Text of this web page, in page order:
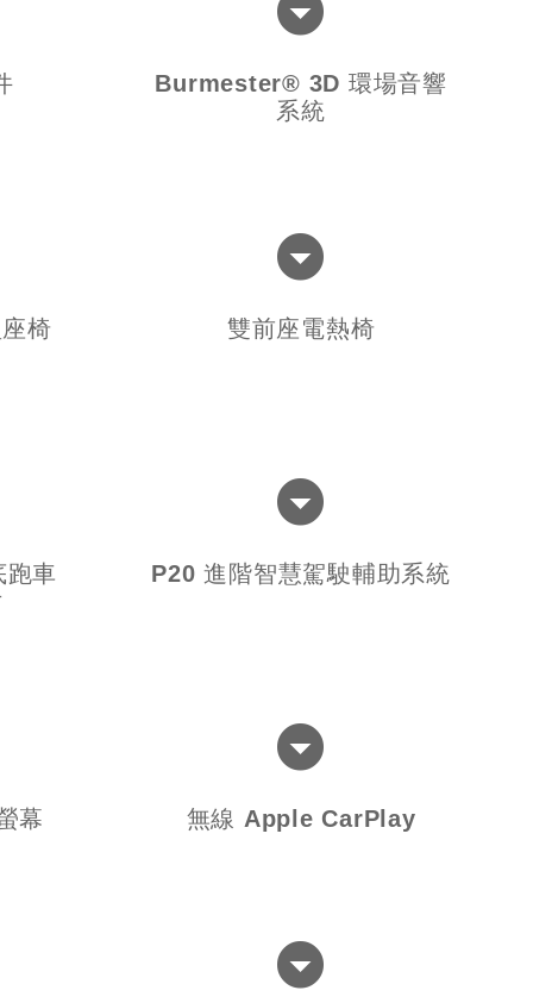
Burmester® 3D 環場音響
系統
椅 雙前座電熱椅
車
P20 進階智慧駕駛輔助系統
幕 無線 Apple CarPlay